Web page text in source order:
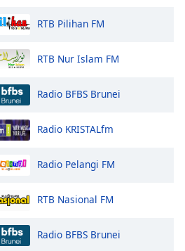
RTB Pilihan FM
RTB Nur Islam FM
Radio BFBS Brunei
Radio KRISTALfm
Radio Pelangi FM
RTB Nasional FM
Radio BFBS Brunei